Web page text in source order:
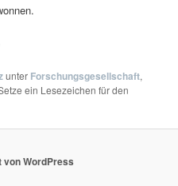
unter Forschungsgesellschaft,
ein Lesezeichen für den
WordPress